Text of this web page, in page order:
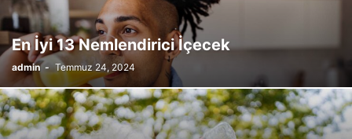
En İyi 13 Nemlendirici İçecek
admin - Temmuz 24, 2024